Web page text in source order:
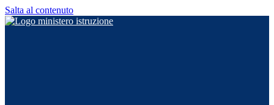
Salta al contenuto